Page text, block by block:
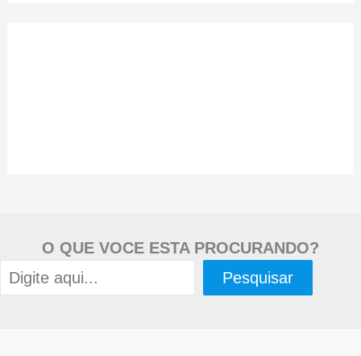
O QUE VOCE ESTA PROCURANDO?
Pesquisar